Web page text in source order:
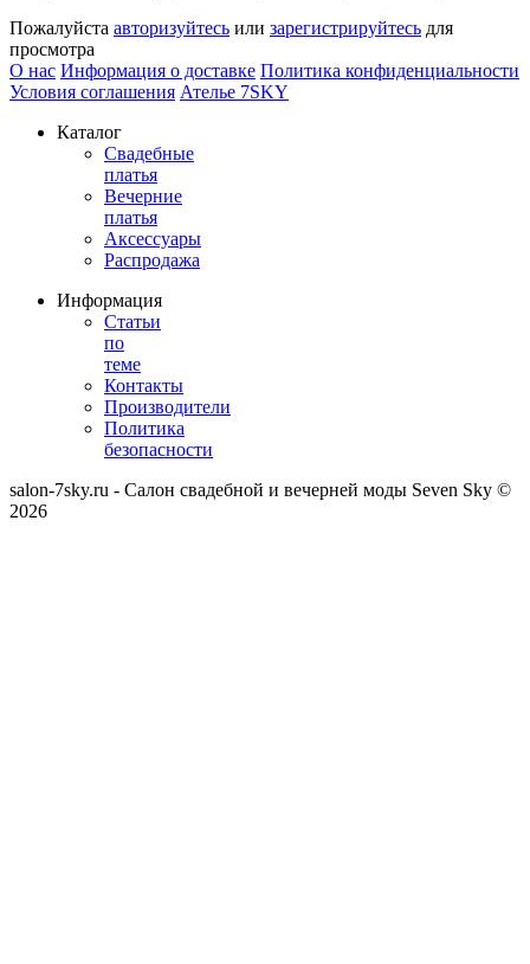
Пожалуйста авторизуйтесь или зарегистрируйтесь для
просмотра
О нас Информация о доставке Политика конфиденциальности
Условия соглашения Ателье 7SKY
Каталог
Свадебные
платья
Вечерние
платья
Аксессуары
Распродажа
Информация
Статьи
по
теме
Контакты
Производители
Политика
безопасности
salon-7sky.ru - Салон свадебной и вечерней моды Seven Sky ©
2026